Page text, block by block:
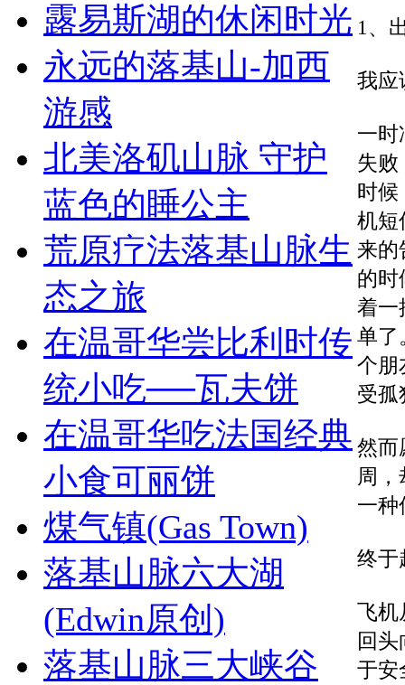
露易斯湖的休闲时光
永远的落基山-加西
游感
北美洛矶山脉 守护
蓝色的睡公主
荒原疗法落基山脉生
态之旅
在温哥华尝比利时传
统小吃──瓦夫饼
在温哥华吃法国经典
小食可丽饼
煤气镇(Gas Town)
落基山脉六大湖
(Edwin原创)
落基山脉三大峡谷
1、
我应
一时
失败
时候
机
来的
的时
着一
单了
个朋
受孤
然而
周
一种
终于
飞机
回
于安